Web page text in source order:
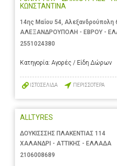
ΚΩΝΣΤΑΝΤΙΝΑ
14ης Μαΐου 54, Αλεξανδρούπολη
ΑΛΕΞΑΝΔΡΟΥΠΟΛΗ - ΕΒΡΟΥ -
2551024380
Κατηγορία: Αγορές / Είδη Δώρων
ΙΣΤΟΣΕΛΙΔΑ ΠΕΡΙΣΣΟΤΕΡΑ
ALLTYRES
ΔΟΥΚΙΣΣΣΗΣ ΠΛΑΚΕΝΤΙΑΣ 114
ΧΑΛΑΝΔΡΙ - ΑΤΤΙΚΗΣ - ΕΛΛΑΔΑ
2106008689